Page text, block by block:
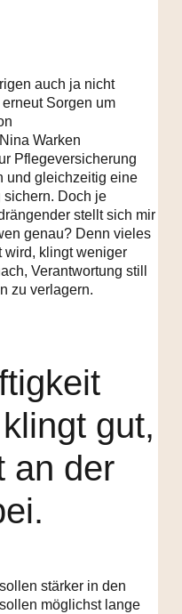
auch ja nicht
Sorgen um
Warken
Pflegeversicherung
und gleichzeitig eine
sichern. Doch je
stellt sich mir
genau? Denn vieles
wird, klingt weniger
Verantwortung still
zu verlagern.
gut,
an der
stärker in den
möglichst lange